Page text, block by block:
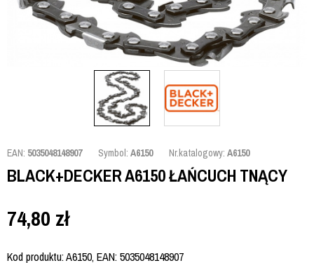
EAN: 5035048148907 Symbol: A6150 Nr.katalogowy: A6150
BLACK+DECKER A6150 ŁAŃCUCH TNĄCY
74,80 zł
Kod produktu: A6150, EAN: 5035048148907